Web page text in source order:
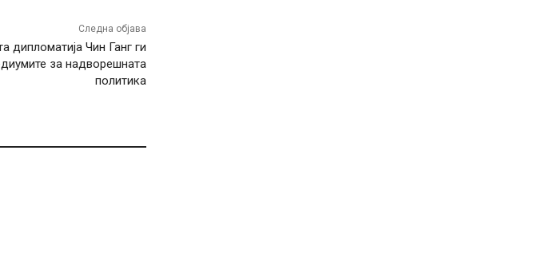
Следна објава
дипломатија Чин Ганг ги
за надворешната
политика